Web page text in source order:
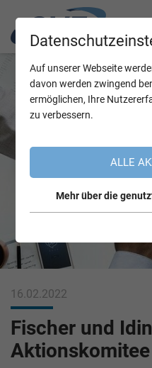
16.02.2022
Fischer und
Auf unserer Webseite
davon werden zwingend
ermöglichen, Ihre
zu verbessern.
ALLE
Mehr über die